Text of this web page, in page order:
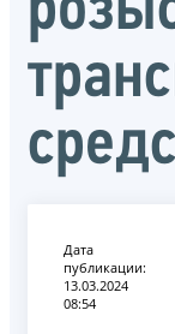
Дата
публикации:
13.03.2024
08:54